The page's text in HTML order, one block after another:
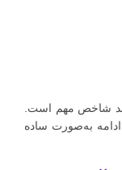
شاخص مهم است.
به‌صورت ساده